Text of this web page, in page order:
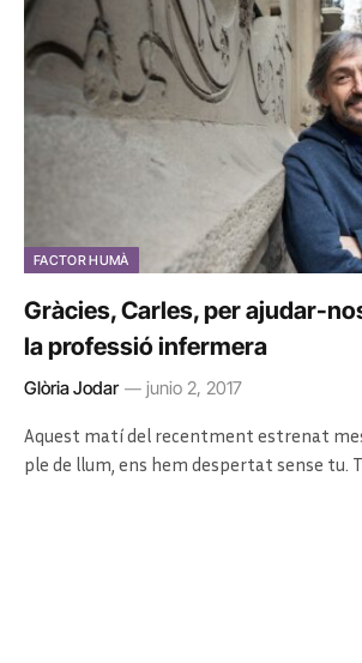
FACTOR HUMÀ
Gràcies, Carles, per ajudar-
la professió infermera
Glòria Jodar junio 2, 2017
Aquest matí del recentment estrenat
ple de llum, ens hem despertat sense tu.